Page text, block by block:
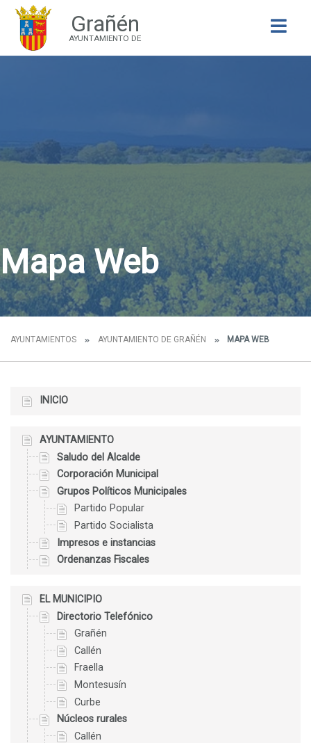
Grañén
AYUNTAMIENTO DE
Mapa Web
AYUNTAMIENTOS AYUNTAMIENTO DE GRAÑÉN MAPA WEB
INICIO
AYUNTAMIENTO
Saludo del Alcalde
Corporación Municipal
Grupos Políticos Municipales
Partido Popular
Partido Socialista
Impresos e instancias
Ordenanzas Fiscales
EL MUNICIPIO
Directorio Telefónico
Grañén
Callén
Fraella
Montesusín
Curbe
Núcleos rurales
Callén